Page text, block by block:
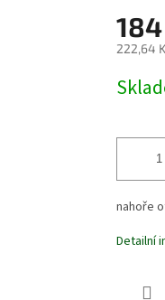
222,64
cena:
nahoře
Detailní